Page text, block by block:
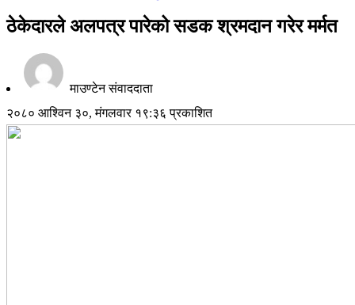
ठेकेदारले अलपत्र पारेको सडक श्रमदान गरेर मर्मत
माउण्टेन संवाददाता
२०८० आश्विन ३०, मंगलवार १९:३६ प्रकाशित